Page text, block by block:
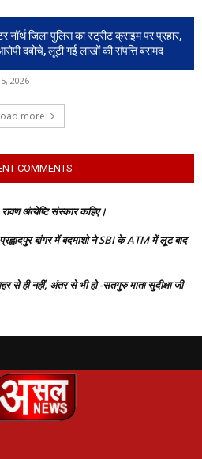
नॉर्थ जिला पुलिस का स्ट्रीट क्राइम पर प्रहार,
दबोचे, लूटी गई लाखों की संपत्ति बरामद
2026
more
COMMENTS
अंत्येष्टि संस्कार कहिए।
बांगर में बदमाशो ने SBI के ATM में लूट बाद
से ही नहीं, अंतर से भी हो -सतगुरु माता सुदीक्षा जी